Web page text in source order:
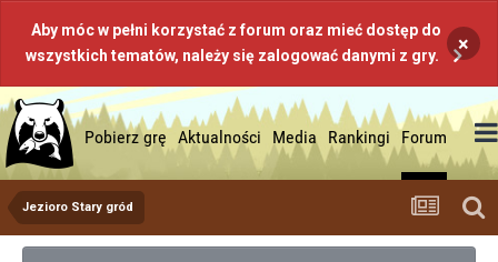
Aby móc w pełni korzystać z forum oraz mieć dostęp do
wszystkich tematów, należy się zalogować danymi z gry.
×
Pobierz grę Aktualności Media Rankingi Forum
Jezioro Stary gród